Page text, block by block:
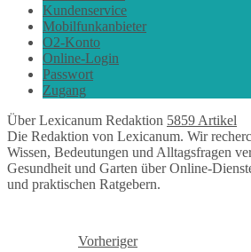
Kundenservice
Mobilfunkanbieter
O2-Konto
Online-Login
Passwort
Zugang
Über Lexicanum Redaktion 5859 Artikel
Die Redaktion von Lexicanum. Wir
Wissen, Bedeutungen und Alltagsfragen
Gesundheit und Garten über Online-
und praktischen Ratgebern.
Vorheriger